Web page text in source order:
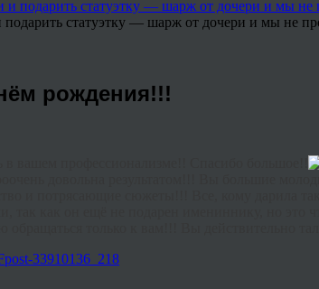
статуэтку — шарж от дочери и мы не
рождения!!!
33910136_218